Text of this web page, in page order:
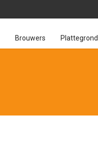
Brouwers Plattegrond